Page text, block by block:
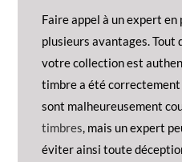
Faire appel à un expert
plusieurs avantages. Tout
votre collection est
timbre a été
sont malheureusement
timbres, mais un expert
éviter ainsi toute